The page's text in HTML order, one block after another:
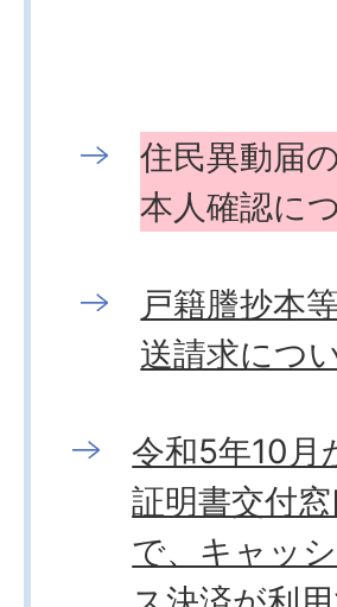
住民異動届
本人確認に
戸籍謄抄本
送請求につ
令和5年10月
証明書交付窓
で、キャッ